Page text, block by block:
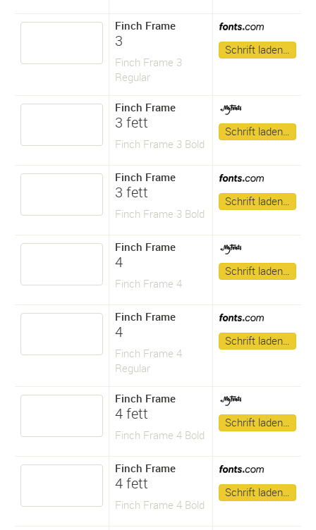
Finch Frame
3
Finch Frame 3
Regular
Schrift laden…
Finch Frame
3 fett
Finch Frame 3 Bold
Schrift laden…
Finch Frame
3 fett
Finch Frame 3 Bold
Schrift laden…
Finch Frame
4
Finch Frame 4
Schrift laden…
Finch Frame
4
Finch Frame 4
Regular
Schrift laden…
Finch Frame
4 fett
Finch Frame 4 Bold
Schrift laden…
Finch Frame
4 fett
Finch Frame 4 Bold
Schrift laden…